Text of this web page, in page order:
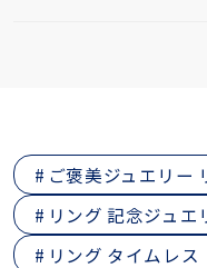
ご褒美ジュエリー
リング 記念ジュエ
リング タイムレス